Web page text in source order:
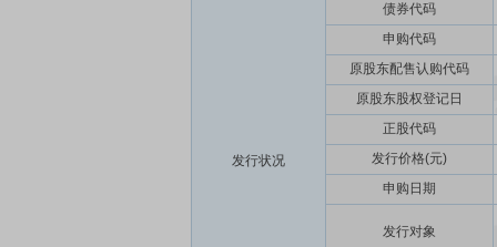
发行状况
债券代码
申购代码
原股东配售认购代码
原股东股权登记日
正股代码
发行价格(元)
申购日期
发行对象